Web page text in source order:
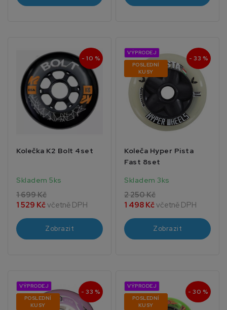
- 10 %
Kolečka K2 Bolt 4set
Skladem 5ks
1 699 Kč
1 529 Kčvčetně DPH
Zobrazit
VÝPRODEJ
POSLEDNÍ
KUSY
- 33 %
Koleča Hyper Pista
Fast 8set
Skladem 3ks
2 250 Kč
1 498 Kčvčetně DPH
Zobrazit
VÝPRODEJ
POSLEDNÍ
KUSY
- 33 %
VÝPRODEJ
POSLEDNÍ
KUSY
- 30 %